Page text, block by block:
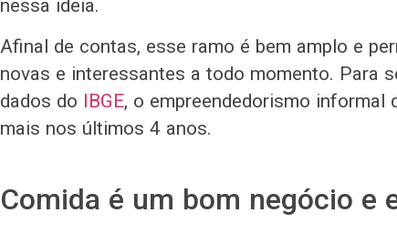
nessa ideia.
Afinal de contas, esse ramo é bem amplo e
novas e interessantes a todo momento. Para
dados do IBGE, o empreendedorismo informal
mais nos últimos 4 anos.
Comida é um bom negócio e